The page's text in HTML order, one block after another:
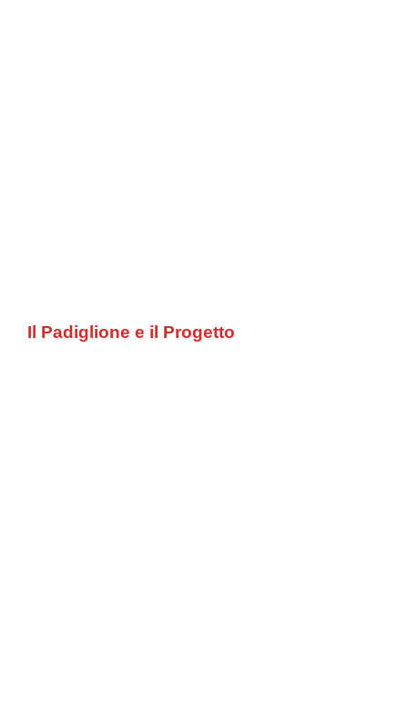
Il Padiglione e il Progetto